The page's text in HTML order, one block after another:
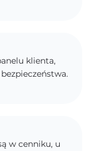
klienta,
w cenniku, u